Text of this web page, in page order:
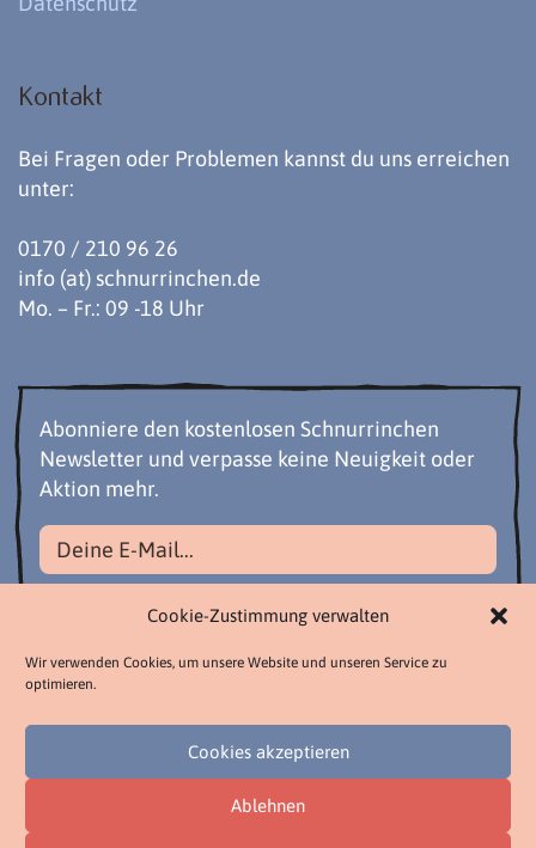
Cookie-Zustimmung verwalten
Wir verwenden Cookies, um unsere Website und unseren Service zu
optimieren.
Cookies akzeptieren
Ablehnen
Kontakt
Bei Fragen oder Problemen kannst du uns erreichen
unter:
0170 / 210 96 26
info (at) schnurrinchen.de
Mo. – Fr.: 09 -18 Uhr
Abonniere den kostenlosen Schnurrinchen
Newsletter und verpasse keine Neuigkeit oder
Aktion mehr.
Datenschutzbestimmungen akzeptieren